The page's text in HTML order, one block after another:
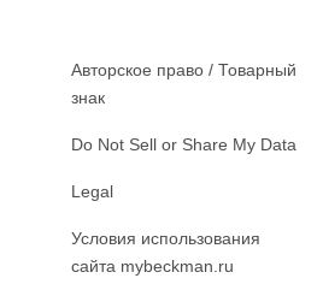
Авторское право / Товарный
знак
Do Not Sell or Share My Data
Legal
Условия использования
сайта mybeckman.ru